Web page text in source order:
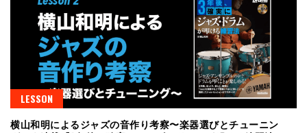
LESSON
横山和明によるジャズの音作り考察〜楽器選びとチューニン